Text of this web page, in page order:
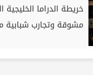
خريطة الدراما
مشوقة وتجارب شبابية